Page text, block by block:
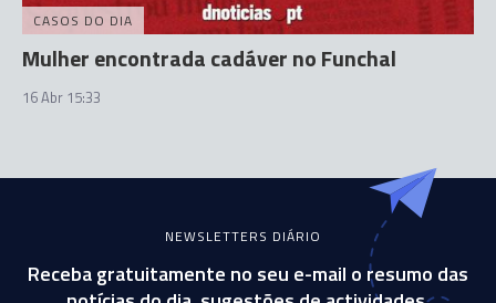
CASOS DO DIA
Mulher encontrada cadáver no Funchal
16 Abr 15:33
NEWSLETTERS DIÁRIO
Receba gratuitamente no seu e-mail o resumo das